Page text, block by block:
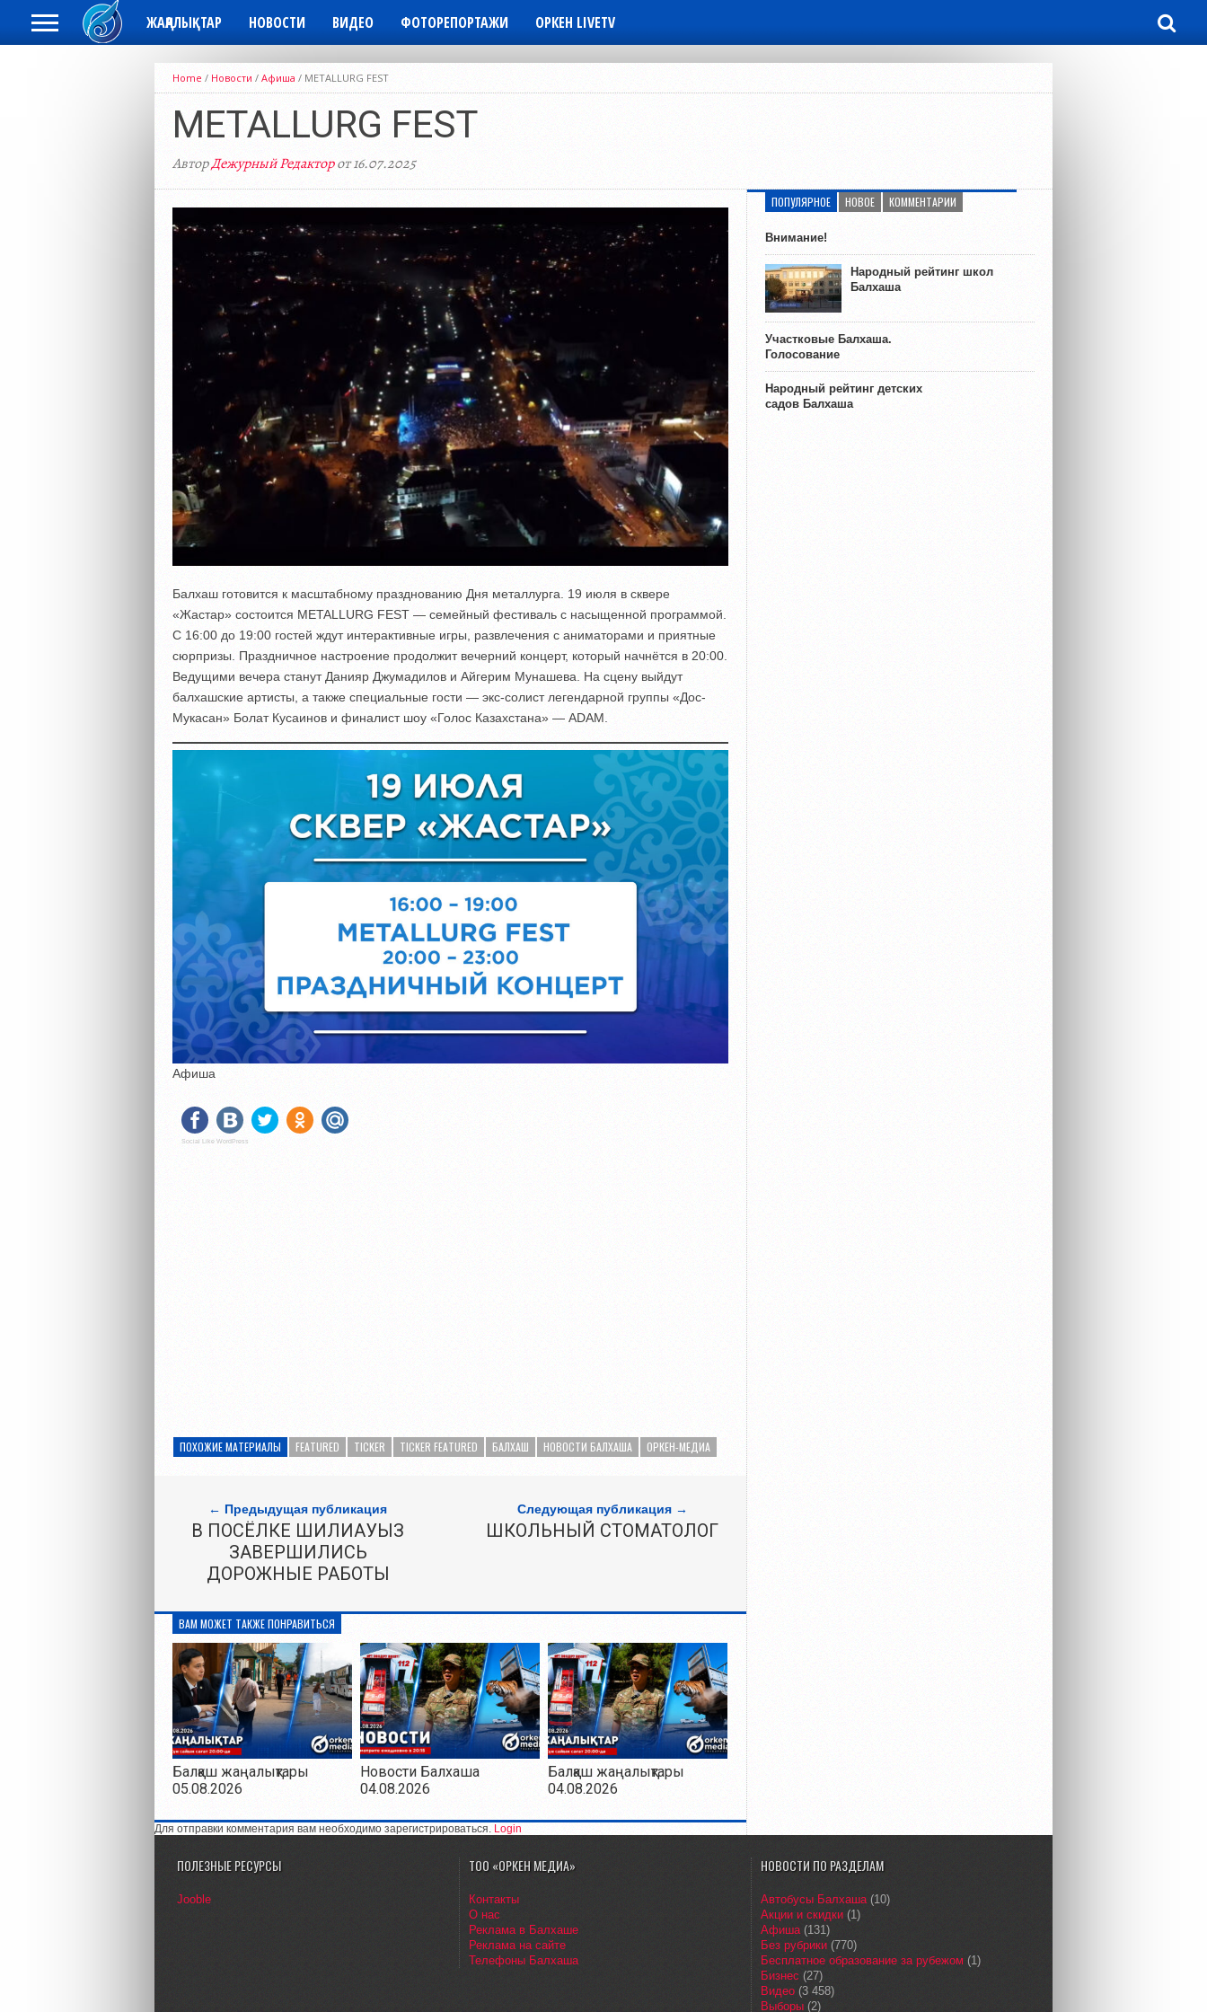
ЖАҢАЛЫҚТАР НОВОСТИ ВИДЕО ФОТОРЕПОРТАЖИ ОРКЕН LIVETV
Home / Новости / Афиша / METALLURG FEST
METALLURG FEST
АвторДежурный Редакторот 16.07.2025
Балхаш готовится к масштабному празднованию Дня металлурга. 19 июля в сквере
«Жастар» состоится METALLURG FEST — семейный фестиваль с насыщенной программой.
С 16:00 до 19:00 гостей ждут интерактивные игры, развлечения с аниматорами и приятные
сюрпризы. Праздничное настроение продолжит вечерний концерт, который начнётся в 20:00.
Ведущими вечера станут Данияр Джумадилов и Айгерим Мунашева. На сцену выйдут
балхашские артисты, а также специальные гости — экс-солист легендарной группы «Дос-
Мукасан» Болат Кусаинов и финалист шоу «Голос Казахстана» — ADAM.
Афиша
Social Like WordPress
ПОХОЖИЕ МАТЕРИАЛЫ FEATURED TICKER TICKER FEATURED БАЛХАШ НОВОСТИ БАЛХАША ОРКЕН-МЕДИА
← Предыдущая публикация
В ПОСЁЛКЕ ШИЛИАУЫЗ
ЗАВЕРШИЛИСЬ
ДОРОЖНЫЕ РАБОТЫ
Следующая публикация →
ШКОЛЬНЫЙ СТОМАТОЛОГ
ВАМ МОЖЕТ ТАКЖЕ ПОНРАВИТЬСЯ
Балқаш жаңалықтары
05.08.2026
Новости Балхаша
04.08.2026
Балқаш жаңалықтары
04.08.2026
Для отправки комментария вам необходимо зарегистрироваться. Login
ПОПУЛЯРНОЕ НОВОЕ КОММЕНТАРИИ
Внимание!
Народный рейтинг школ
Балхаша
Участковые Балхаша.
Голосование
Народный рейтинг детских
садов Балхаша
ПОЛЕЗНЫЕ РЕСУРСЫ
Jooble
ТОО «ОРКЕН МЕДИА»
Контакты
О нас
Реклама в Балхаше
Реклама на сайте
Телефоны Балхаша
НОВОСТИ ПО РАЗДЕЛАМ
Автобусы Балхаша (10)
Акции и скидки (1)
Афиша (131)
Без рубрики (770)
Бесплатное образование за рубежом (1)
Бизнес (27)
Видео (3 458)
Выборы (2)